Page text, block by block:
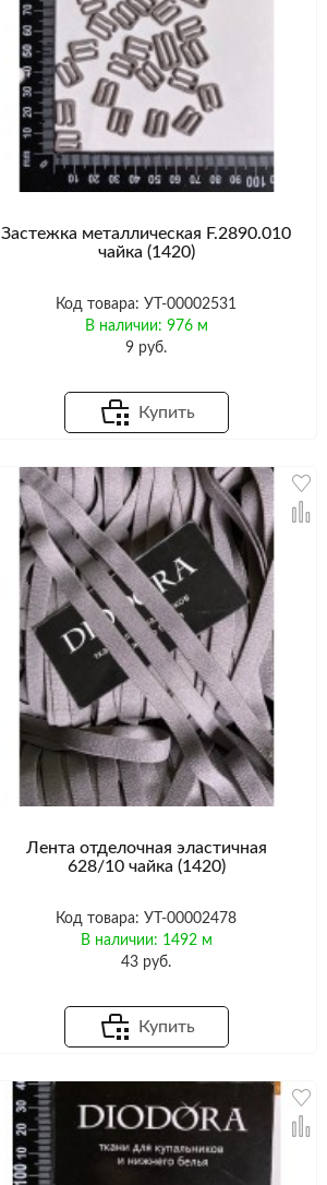
Застежка металлическая F.2890.010
чайка (1420)
Код товара: УТ-00002531
В наличии: 976 м
9 руб.
Купить
Лента отделочная эластичная
628/10 чайка (1420)
Код товара: УТ-00002478
В наличии: 1492 м
43 руб.
Купить